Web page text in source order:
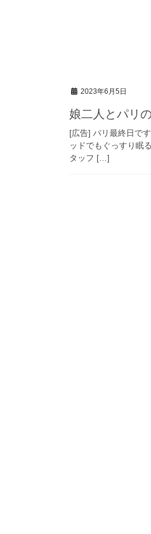
2023年6月5日
娘二人とパリ
[広告] パリ最終日で
ッドでもぐっすり眠
タッフ […]